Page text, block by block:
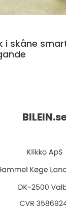
lösningar för
BILEIN.